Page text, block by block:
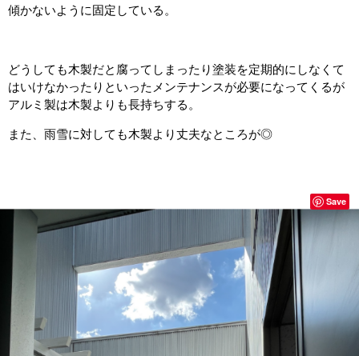
傾かないように固定している。
どうしても木製だと腐ってしまったり塗装を定期的にしなくて
はいけなかったりといったメンテナンスが必要になってくるが
アルミ製は木製よりも長持ちする。
また、雨雪に対しても木製より丈夫なところが◎
Save